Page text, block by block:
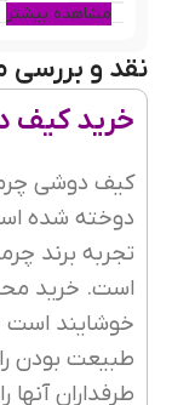
جای کارت
ابعاد
جیب خارجی
نحوه بسته
مشاهده بیشتر
نقد و
خرید کیف
دوخته شده
تجربه برند
است. خرید
خوشایند
طبیعت بودن
طرفداران